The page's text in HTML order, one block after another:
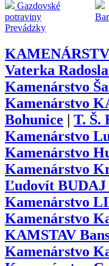
Gazdovské
potraviny
Prevádzky
Vaterka
Kamenárstvo
Kamenárstvo
Bohunice
T. Š.
Kamenárstvo
Kamenárstvo
Kamenárstvo
Ľudovít
Kamenárstvo
Kamenárstvo
KAMSTAV
Kamenárstvo